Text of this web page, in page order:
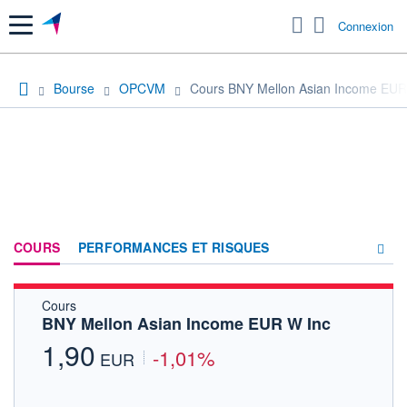
Menu Connexion
Bourse OPCVM Cours BNY Mellon Asian Income
COURS PERFORMANCES ET RISQUES
Cours
BNY Mellon Asian Income EUR W Inc
1,90 EUR -1,01%